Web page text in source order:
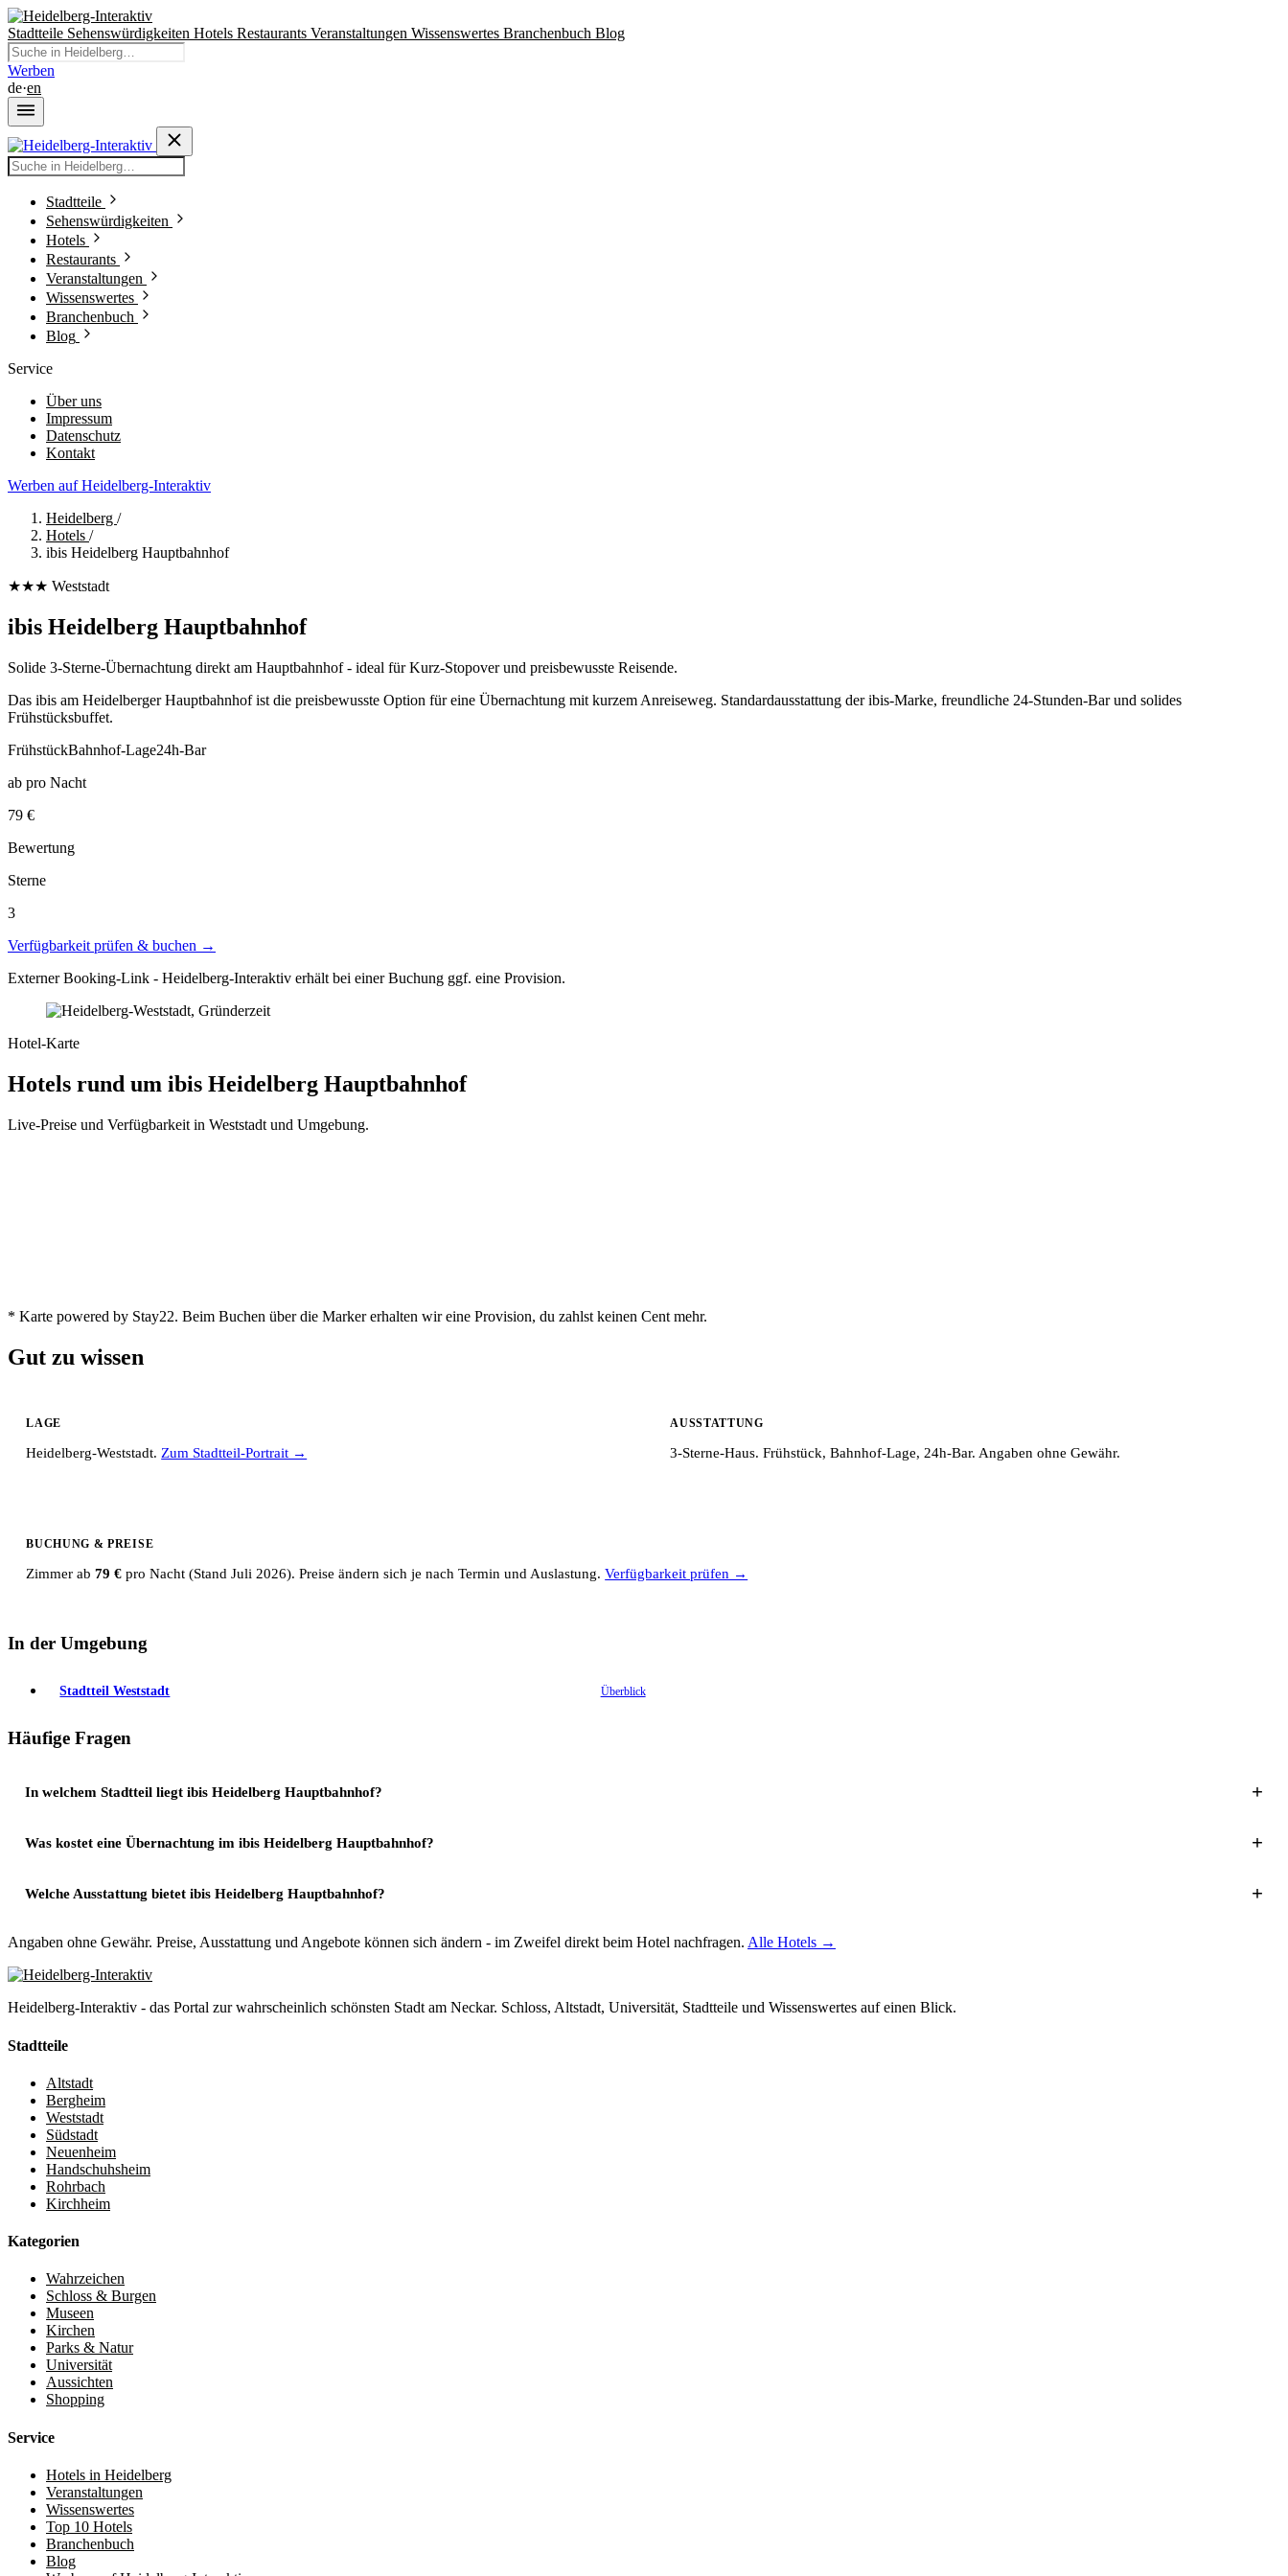
Stadtteile Sehenswürdigkeiten Hotels Restaurants Veranstaltungen Wissenswertes Branchenbuch Blog
Werben
de·en
Stadtteile
Sehenswürdigkeiten
Hotels
Restaurants
Veranstaltungen
Wissenswertes
Branchenbuch
Blog
Service
Über uns
Impressum
Datenschutz
Kontakt
Werben auf Heidelberg-Interaktiv
Heidelberg /
Hotels /
ibis Heidelberg Hauptbahnhof
★★★ Weststadt
ibis Heidelberg Hauptbahnhof
Solide 3-Sterne-Übernachtung direkt am Hauptbahnhof - ideal für Kurz-Stopover und preisbewusste Reisende.
Das ibis am Heidelberger Hauptbahnhof ist die preisbewusste Option für eine Übernachtung mit kurzem Anreiseweg. Standardausstattung der ibis-Marke, freundliche 24-Stunden-Bar und solides
Frühstücksbuffet.
FrühstückBahnhof-Lage24h-Bar
ab pro Nacht
79 €
Bewertung
Sterne
3
Verfügbarkeit prüfen & buchen →
Externer Booking-Link - Heidelberg-Interaktiv erhält bei einer Buchung ggf. eine Provision.
Hotel-Karte
Hotels rund um ibis Heidelberg Hauptbahnhof
Live-Preise und Verfügbarkeit in Weststadt und Umgebung.
* Karte powered by Stay22. Beim Buchen über die Marker erhalten wir eine Provision, du zahlst keinen Cent mehr.
Gut zu wissen
LAGE
Heidelberg-Weststadt.Zum Stadtteil-Portrait →
AUSSTATTUNG
3-Sterne-Haus. Frühstück, Bahnhof-Lage, 24h-Bar. Angaben ohne Gewähr.
BUCHUNG & PREISE
Zimmer ab79 € pro Nacht (Stand Juli 2026). Preise ändern sich je nach Termin und Auslastung.Verfügbarkeit prüfen →
In der Umgebung
Stadtteil Weststadt Überblick
Häufige Fragen
In welchem Stadtteil liegt ibis Heidelberg Hauptbahnhof?
Was kostet eine Übernachtung im ibis Heidelberg Hauptbahnhof?
Welche Ausstattung bietet ibis Heidelberg Hauptbahnhof?
Angaben ohne Gewähr. Preise, Ausstattung und Angebote können sich ändern - im Zweifel direkt beim Hotel nachfragen. Alle Hotels →
Heidelberg-Interaktiv - das Portal zur wahrscheinlich schönsten Stadt am Neckar. Schloss, Altstadt, Universität, Stadtteile und Wissenswertes auf einen Blick.
Stadtteile
Altstadt
Bergheim
Weststadt
Südstadt
Neuenheim
Handschuhsheim
Rohrbach
Kirchheim
Kategorien
Wahrzeichen
Schloss & Burgen
Museen
Kirchen
Parks & Natur
Universität
Aussichten
Shopping
Service
Hotels in Heidelberg
Veranstaltungen
Wissenswertes
Top 10 Hotels
Branchenbuch
Blog